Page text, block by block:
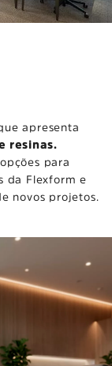
apresenta
resinas.
para
da Flexform e
novos projetos.